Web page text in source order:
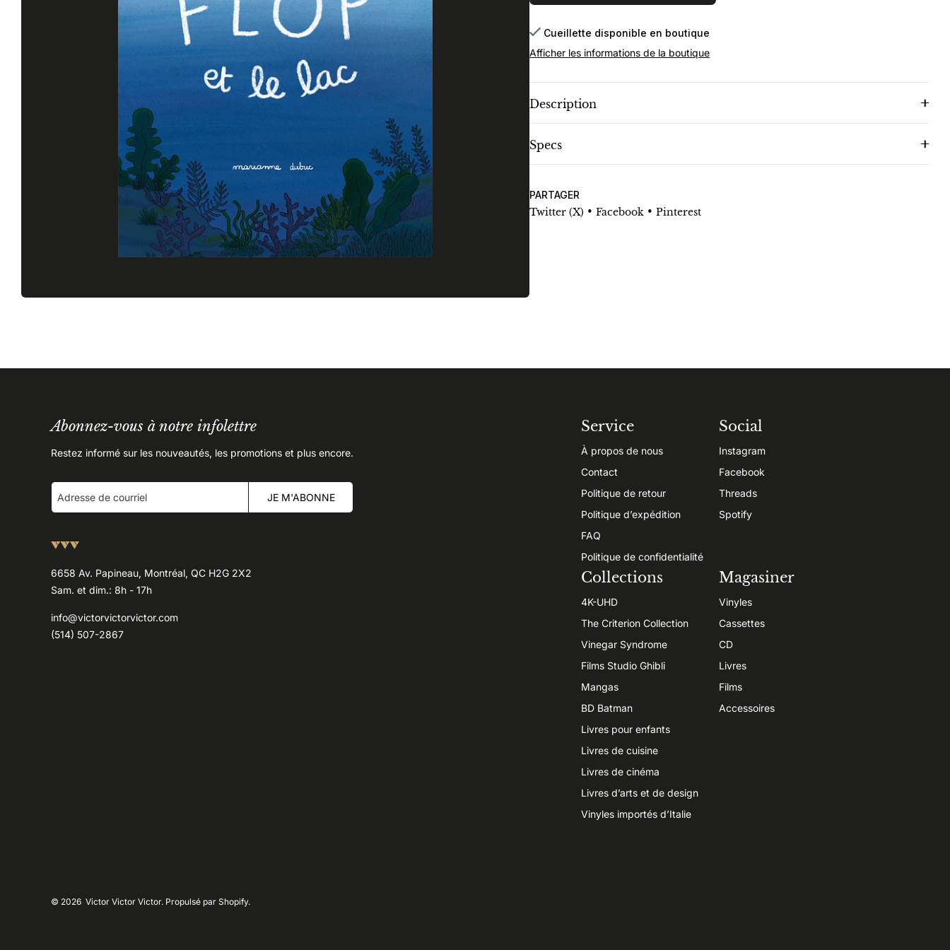
Cueillette disponible en boutique
Afficher les informations de la boutique
Description
Specs
PARTAGER
Twitter (X) • Facebook • Pinterest
Abonnez-vous à notre infolettre
Restez informé sur les nouveautés, les promotions et plus encore.
JE M'ABONNE
6658 Av. Papineau, Montréal, QC H2G 2X2
Sam. et dim.: 8h - 17h
info@victorvictorvictor.com
(514) 507-2867
Service
À propos de nous
Contact
Politique de retour
Politique d’expédition
FAQ
Politique de confidentialité
Social
Instagram
Facebook
Threads
Spotify
Collections
4K-UHD
The Criterion Collection
Vinegar Syndrome
Films Studio Ghibli
Mangas
BD Batman
Livres pour enfants
Livres de cuisine
Livres de cinéma
Livres d’arts et de design
Vinyles importés d’Italie
Magasiner
Vinyles
Cassettes
CD
Livres
Films
Accessoires
© 2026 Victor Victor Victor. Propulsé par Shopify.